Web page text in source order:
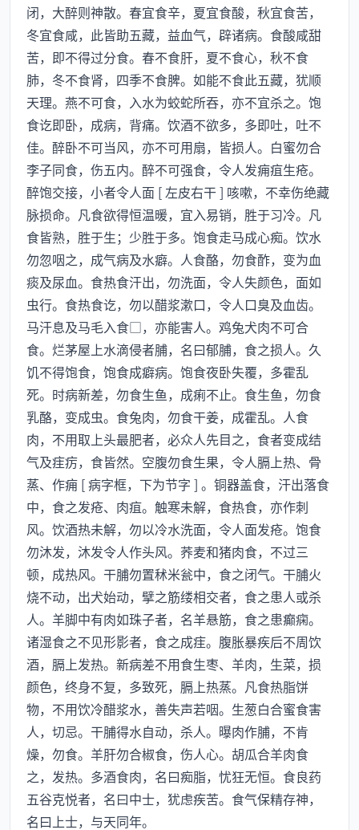
闭，大醉则神散。春宜食辛，夏宜食酸，秋宜食苦，
冬宜食咸，此皆助五藏，益血气，辟诸病。食酸咸甜
苦，即不得过分食。春不食肝，夏不食心，秋不食
肺，冬不食肾，四季不食脾。如能不食此五藏，犹顺
天理。燕不可食，入水为蛟蛇所吞，亦不宜杀之。饱
食讫即卧，成病，背痛。饮酒不欲多，多即吐，吐不
佳。醉卧不可当风，亦不可用扇，皆损人。白蜜勿合
李子同食，伤五内。醉不可强食，令人发痈疽生疮。
醉饱交接，小者令人面 [ 左皮右干 ] 咳嗽，不幸伤绝藏
脉损命。凡食欲得恒温暖，宜入易销，胜于习冷。凡
食皆熟，胜于生；少胜于多。饱食走马成心痴。饮水
勿忽咽之，成气病及水癖。人食酪，勿食酢，变为血
痰及尿血。食热食汗出，勿洗面，令人失颜色，面如
虫行。食热食讫，勿以醋浆漱口，令人口臭及血齿。
马汗息及马毛入食□，亦能害人。鸡兔犬肉不可合
食。烂茅屋上水滴侵者脯，名曰郁脯，食之损人。久
饥不得饱食，饱食成癖病。饱食夜卧失覆，多霍乱
死。时病新差，勿食生鱼，成痢不止。食生鱼，勿食
乳酪，变成虫。食兔肉，勿食干姜，成霍乱。人食
肉，不用取上头最肥者，必众人先目之，食者变成结
气及疰疠，食皆然。空腹勿食生果，令人膈上热、骨
蒸、作痈 [ 病字框，下为节字 ] 。铜器盖食，汗出落食
中，食之发疮、肉疽。触寒未解，食热食，亦作刺
风。饮酒热未解，勿以冷水洗面，令人面发疮。饱食
勿沐发，沐发令人作头风。荞麦和猪肉食，不过三
顿，成热风。干脯勿置秫米瓮中，食之闭气。干脯火
烧不动，出犬始动，擘之筋缕相交者，食之患人或杀
人。羊脚中有肉如珠子者，名羊悬筋，食之患癫痫。
诸湿食之不见形影者，食之成疰。腹胀暴疾后不周饮
酒，膈上发热。新病差不用食生枣、羊肉，生菜，损
颜色，终身不复，多致死，膈上热蒸。凡食热脂饼
物，不用饮冷醋浆水，善失声若咽。生葱白合蜜食害
人，切忌。干脯得水自动，杀人。曝肉作脯，不肯
燥，勿食。羊肝勿合椒食，伤人心。胡瓜合羊肉食
之，发热。多酒食肉，名曰痴脂，忧狂无恒。食良药
五谷克悦者，名曰中士，犹虑疾苦。食气保精存神，
名曰上士，与天同年。